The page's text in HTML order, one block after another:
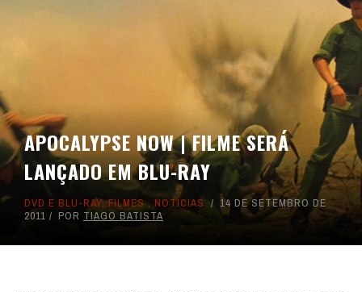
APOCALYPSE NOW | FILME SERÁ
LANÇADO EM BLU-RAY
DVD E BLU-RAY,FILMES , NOTICIAS
14 DE SETEMBRO DE
2011
POR TIAGO BATISTA